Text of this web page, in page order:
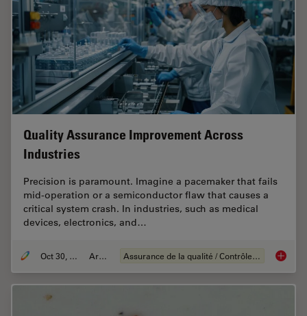
Quality Assurance Improvement Across
Industries
Precision is paramount. Imagine a pacemaker that fails
mid-operation or a semiconductor flaw that causes a
critical system crash. In industries, such as medical
devices, electronics, and…
Oct 30, 2025 Article Assurance de la qualité / Contrôle de la qualité Quality